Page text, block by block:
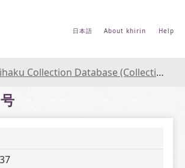
日本語 About khirin Help
Database (Collections Database of the National Museum of Japanese History)